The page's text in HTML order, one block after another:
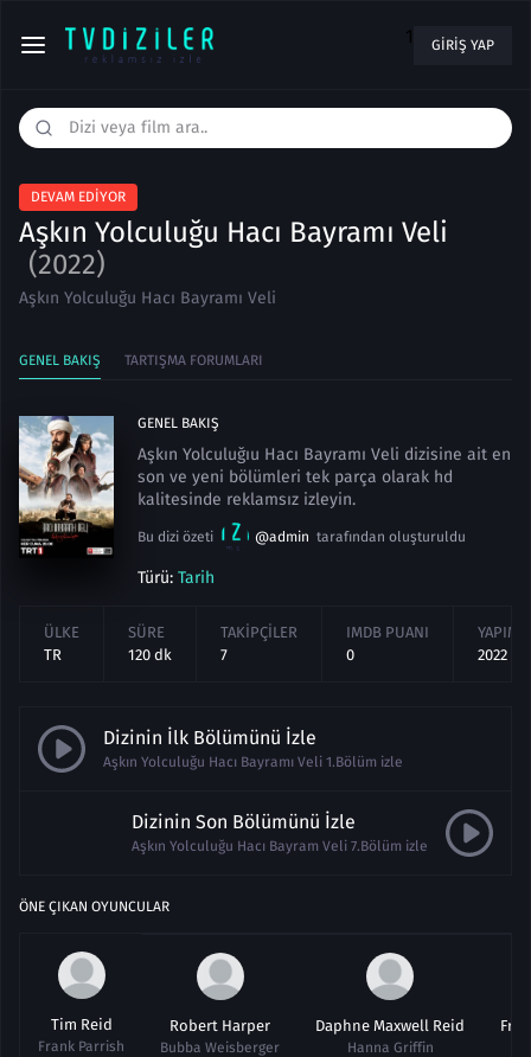
1 GIRIŞ YAP
DEVAM EDIYOR
Aşkın Yolculuğu Hacı Bayramı Veli
(2022)
Aşkın Yolculuğu Hacı Bayramı Veli
GENEL BAKIŞ TARTIŞMA FORUMLARI
GENEL BAKIŞ
Aşkın Yolculuğıu Hacı Bayramı Veli dizisine ait en
son ve yeni bölümleri tek parça olarak hd
kalitesinde reklamsız izleyin.
Bu dizi özeti @admin tarafından oluşturuldu
Türü: Tarih
ÜLKE
TR
SÜRE
120 dk
TAKIPÇILER
7
IMDB PUANI
0
YAPIM
2022
Dizinin İlk Bölümünü İzle
Aşkın Yolculuğu Hacı Bayramı Veli 1.Bölüm izle
Dizinin Son Bölümünü İzle
Aşkın Yolculuğu Hacı Bayram Veli 7.Bölüm izle
ÖNE ÇIKAN OYUNCULAR
Tim Reid
Frank Parrish
Robert Harper
Bubba Weisberger
Daphne Maxwell Reid
Hanna Griffin